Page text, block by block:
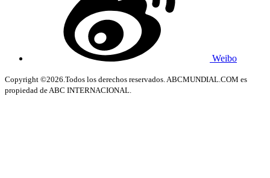
Weibo
Copyright ©2026.Todos los derechos reservados. ABCMUNDIAL.COM es
propiedad de ABC INTERNACIONAL.